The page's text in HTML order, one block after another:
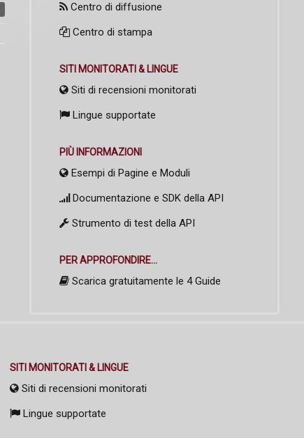
Centro di diffusione
Centro di stampa
SITI MONITORATI & LINGUE
Siti di recensioni monitorati
Lingue supportate
PIÙ INFORMAZIONI
Esempi di Pagine e Moduli
Documentazione e SDK della API
Strumento di test della API
PER APPROFONDIRE...
Scarica gratuitamente le 4 Guide
SITI MONITORATI & LINGUE
Siti di recensioni monitorati
Lingue supportate